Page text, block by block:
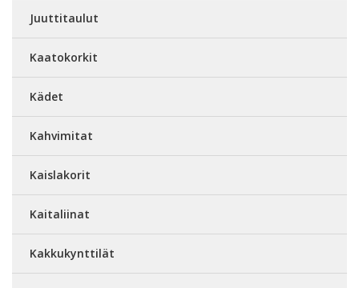
Juuttitaulut
Kaatokorkit
Kädet
Kahvimitat
Kaislakorit
Kaitaliinat
Kakkukynttilät